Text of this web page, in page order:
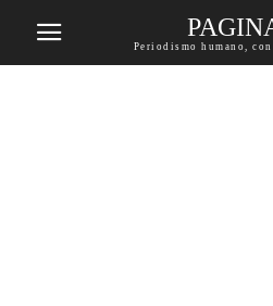
Periodismo humano,